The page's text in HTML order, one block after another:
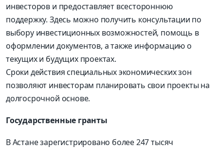
инвесторов и предоставляет всестороннюю
поддержку. Здесь можно получить консультации по
выбору инвестиционных возможностей, помощь в
оформлении документов, а также информацию о
текущих и будущих проектах.
Сроки действия специальных экономических зон
позволяют инвесторам планировать свои проекты на
долгосрочной основе.
Государственные гранты
В Астане зарегистрировано более 247 тысяч